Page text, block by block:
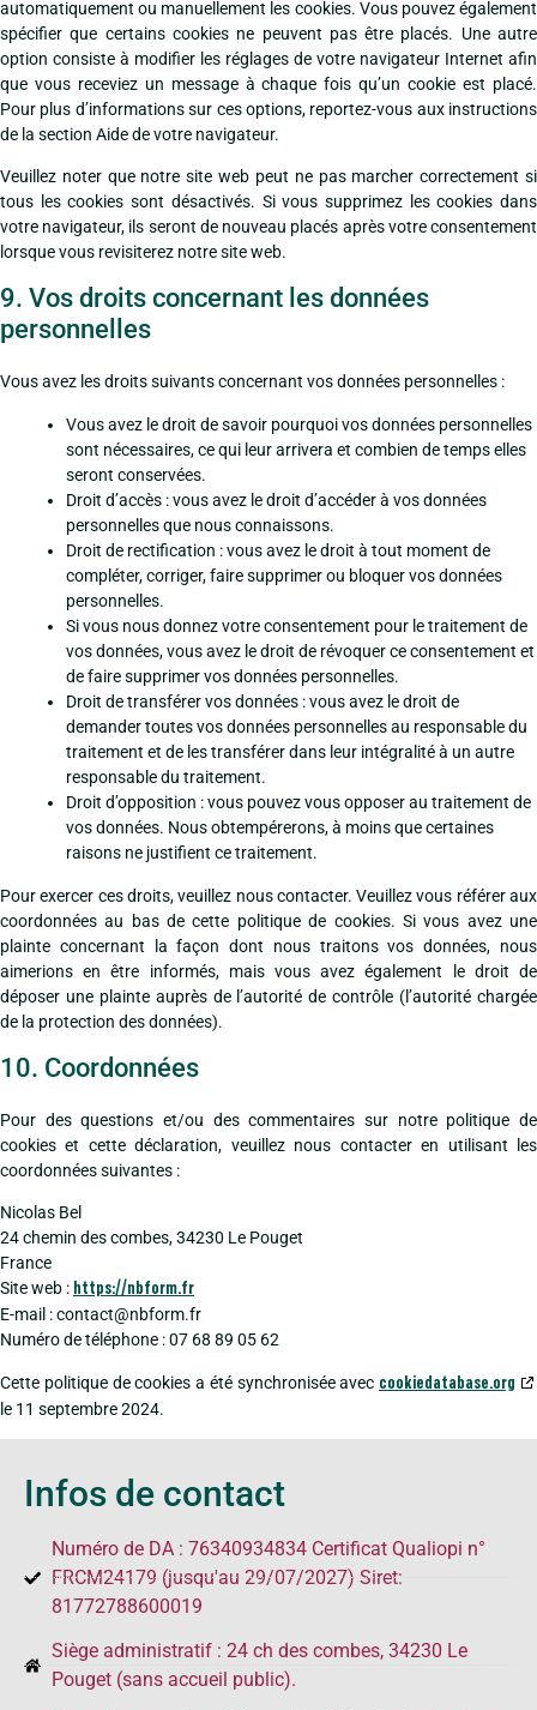
automatiquement ou manuellement les cookies. Vous pouvez également
spécifier que certains cookies ne peuvent pas être placés. Une autre
option consiste à modifier les réglages de votre navigateur Internet afin
que vous receviez un message à chaque fois qu’un cookie est placé.
Pour plus d’informations sur ces options, reportez-vous aux instructions
de la section Aide de votre navigateur.
Veuillez noter que notre site web peut ne pas marcher correctement si
tous les cookies sont désactivés. Si vous supprimez les cookies dans
votre navigateur, ils seront de nouveau placés après votre consentement
lorsque vous revisiterez notre site web.
9. Vos droits concernant les données
personnelles
Vous avez les droits suivants concernant vos données personnelles :
Vous avez le droit de savoir pourquoi vos données personnelles
sont nécessaires, ce qui leur arrivera et combien de temps elles
seront conservées.
Droit d’accès : vous avez le droit d’accéder à vos données
personnelles que nous connaissons.
Droit de rectification : vous avez le droit à tout moment de
compléter, corriger, faire supprimer ou bloquer vos données
personnelles.
Si vous nous donnez votre consentement pour le traitement de
vos données, vous avez le droit de révoquer ce consentement et
de faire supprimer vos données personnelles.
Droit de transférer vos données : vous avez le droit de
demander toutes vos données personnelles au responsable du
traitement et de les transférer dans leur intégralité à un autre
responsable du traitement.
Droit d’opposition : vous pouvez vous opposer au traitement de
vos données. Nous obtempérerons, à moins que certaines
raisons ne justifient ce traitement.
Pour exercer ces droits, veuillez nous contacter. Veuillez vous référer aux
coordonnées au bas de cette politique de cookies. Si vous avez une
plainte concernant la façon dont nous traitons vos données, nous
aimerions en être informés, mais vous avez également le droit de
déposer une plainte auprès de l’autorité de contrôle (l’autorité chargée
de la protection des données).
10. Coordonnées
Pour des questions et/ou des commentaires sur notre politique de
cookies et cette déclaration, veuillez nous contacter en utilisant les
coordonnées suivantes :
Nicolas Bel
24 chemin des combes, 34230 Le Pouget
France
Site web : https://nbform.fr
E-mail :contact@nbform.fr
Numéro de téléphone : 07 68 89 05 62
Cette politique de cookies a été synchronisée avec cookiedatabase.org
le 11 septembre 2024.
Infos de contact
Numéro de DA : 76340934834 Certificat Qualiopi n°
FRCM24179 (jusqu'au 29/07/2027) Siret:
81772788600019
Siège administratif : 24 ch des combes, 34230 Le
Pouget (sans accueil public).